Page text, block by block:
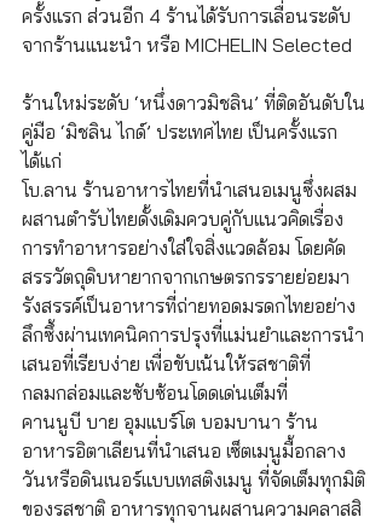
ครั้งแรก ส่วนอีก 4 ร้านได้รับการเลื่อนระดับ
จากร้านแนะนำ หรือ MICHELIN Selected
ร้านใหม่ระดับ ‘หนึ่งดาวมิชลิน’ ที่ติดอันดับใน
คู่มือ ‘มิชลิน ไกด์’ ประเทศไทย เป็นครั้งแรก
ได้แก่
โบ.ลาน ร้านอาหารไทยที่นำเสนอเมนูซึ่งผสม
ผสานตำรับไทยดั้งเดิมควบคู่กับแนวคิดเรื่อง
การทำอาหารอย่างใส่ใจสิ่งแวดล้อม โดยคัด
สรรวัตถุดิบหายากจากเกษตรกรรายย่อยมา
รังสรรค์เป็นอาหารที่ถ่ายทอดมรดกไทยอย่าง
ลึกซึ้งผ่านเทคนิคการปรุงที่แม่นยำและการนำ
เสนอที่เรียบง่าย เพื่อขับเน้นให้รสชาติที่
กลมกล่อมและซับซ้อนโดดเด่นเต็มที่
คานนูบี บาย อุมแบร์โต บอมบานา ร้าน
อาหารอิตาเลียนที่นำเสนอ เซ็ตเมนูมื้อกลาง
วันหรือดินเนอร์แบบเทสติงเมนู ที่จัดเต็มทุกมิติ
ของรสชาติ อาหารทุกจานผสานความคลาสสิ